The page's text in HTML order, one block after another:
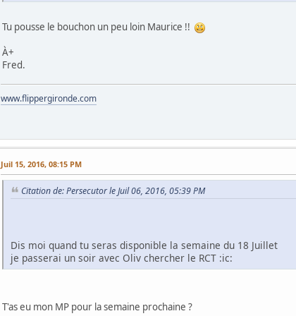
Tu pousse le bouchon un peu loin Maurice !!
À+
Fred.
www.flippergironde.com
Juil 15, 2016, 08:15 PM
Citation de: Persecutor le Juil 06, 2016, 05:39 PM
Dis moi quand tu seras disponible la semaine du 18 Juillet
je passerai un soir avec Oliv chercher le RCT :ic:
T'as eu mon MP pour la semaine prochaine ?